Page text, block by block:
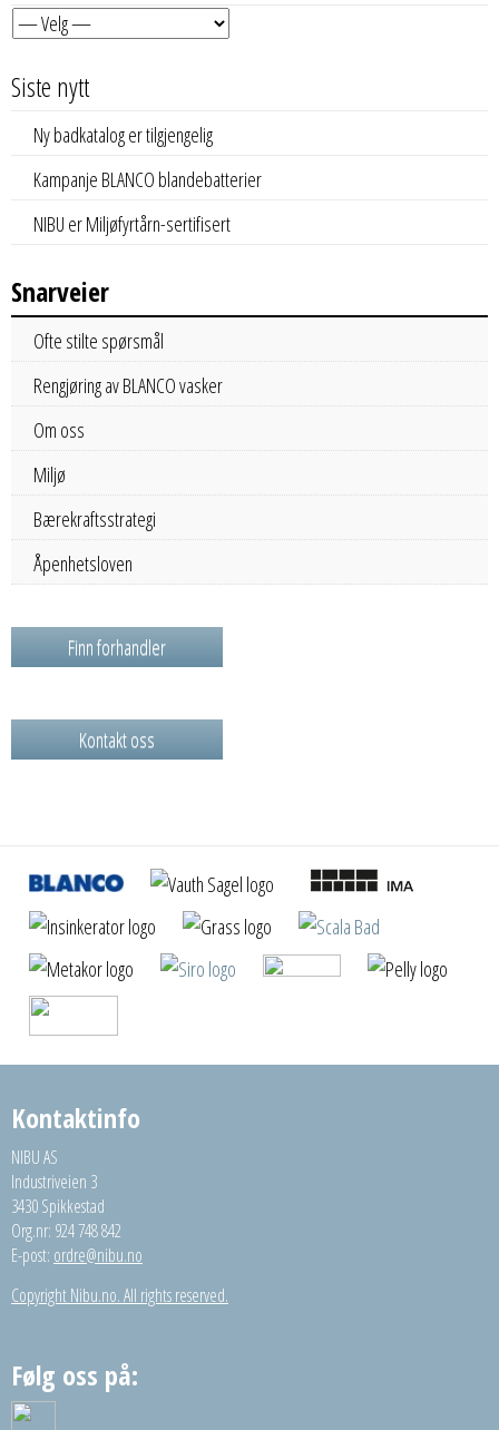
Siste nytt
Ny badkatalog er tilgjengelig
Kampanje BLANCO blandebatterier
NIBU er Miljøfyrtårn-sertifisert
Snarveier
Ofte stilte spørsmål
Rengjøring av BLANCO vasker
Om oss
Miljø
Bærekraftsstrategi
Åpenhetsloven
Finn forhandler
Kontakt oss
Kontaktinfo
NIBU AS
Industriveien 3
3430 Spikkestad
Org.nr: 924 748 842
E-post: ordre@nibu.no
Copyright Nibu.no. All rights reserved.
Følg oss på: